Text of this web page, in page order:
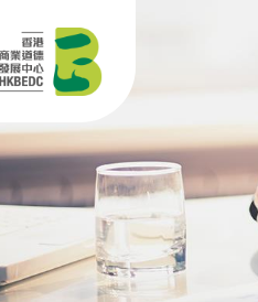
跳到内容（按